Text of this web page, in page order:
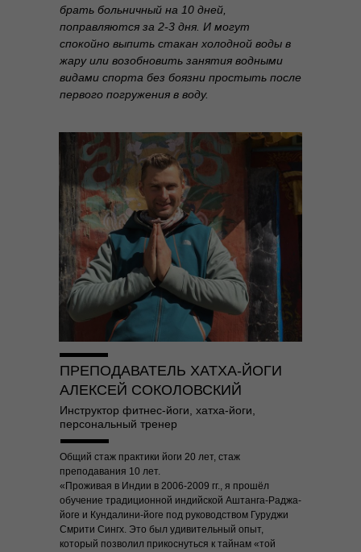
брать больничный на 10 дней,
поправляются за 2-3 дня. И могут
спокойно выпить стакан холодной воды в
жару или возобновить занятия водными
видами спорта без боязни простыть после
первого погружения в воду.
ПРЕПОДАВАТЕЛЬ ХАТХА-ЙОГИ
АЛЕКСЕЙ СОКОЛОВСКИЙ
Инструктор фитнес-йоги, хатха-йоги,
персональный тренер
Общий стаж практики йоги 20 лет, стаж
преподавания 10 лет.
«Проживая в Индии в 2006-2009 гг., я прошёл
обучение традиционной индийской Аштанга-Раджа-
йоге и Кундалини-йоге под руководством Гуруджи
Смрити Сингх. Это был удивительный опыт,
который позволил прикоснуться к тайнам «той